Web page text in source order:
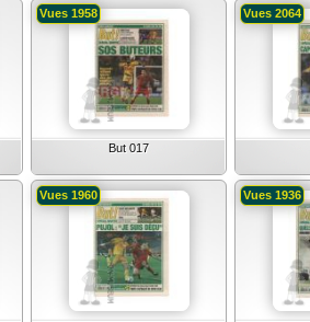
But 017
Vues 1958 Vues 2064
Vues 1960 Vues 1936